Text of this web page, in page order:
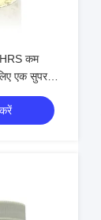
कम
एक सुपर
है
करें